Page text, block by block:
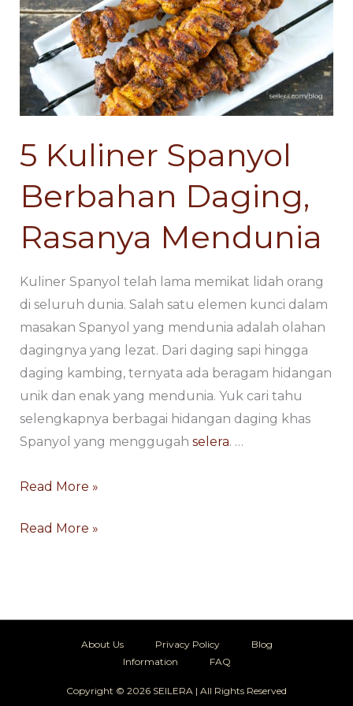
5 Kuliner Spanyol
Berbahan Daging,
Rasanya Mendunia
Kuliner Spanyol telah lama memikat lidah orang
di seluruh dunia. Salah satu elemen kunci dalam
masakan Spanyol yang mendunia adalah olahan
dagingnya yang lezat. Dari daging sapi hingga
daging kambing, ternyata ada beragam hidangan
unik dan enak yang mendunia. Yuk cari tahu
selengkapnya berbagai hidangan daging khas
Spanyol yang menggugah selera. …
Spanyol
Berbahan
Daging,
Rasanya
Mendunia
Read More »
Spanyol
Berbahan
Daging,
Rasanya
Mendunia
Read More »
About Us Privacy Policy
Blog
Information
FAQ
Copyright © 2026 SEILERA | All Rights Reserved